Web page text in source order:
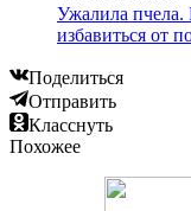
Ужалила пчела.
избавиться от
Поделиться
Отправить
Класснуть
Похожее